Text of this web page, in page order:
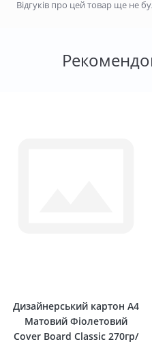
Відгуків про цей товар ще не
Дизайнерський картон А4
Матовий Фіолетовий
Сover Board Classic 270гр/